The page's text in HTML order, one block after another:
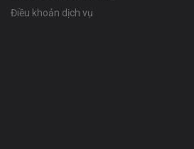
Điều khoản dịch vụ